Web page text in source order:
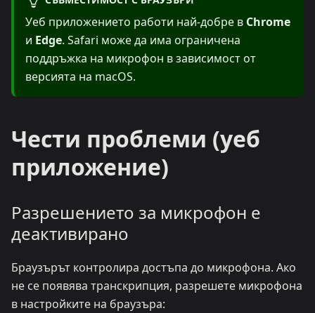
Уеб приложението работи най-добре в Chrome
и Edge. Safari може да има ограничена
поддръжка на микрофон в зависимост от
версията на macOS.
Чести проблеми (уеб
приложение)
Разрешението за микрофон е
деактивирано
Браузърът контролира достъпа до микрофона. Ако
не се появява транскрипция, разрешете микрофона
в настройките на браузъра: